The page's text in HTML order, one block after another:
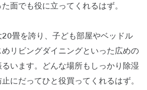
面でも役に立ってくれるはず。
畳を誇り、子ども部屋やベッドル
リビングダイニングといった広めの
います。どんな場所もしっかり除湿
にだってひと役買ってくれるはず。